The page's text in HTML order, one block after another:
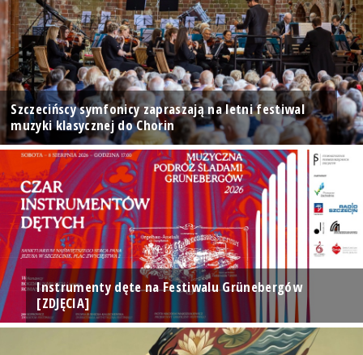
Szczecińscy symfonicy zapraszają na letni festiwal
muzyki klasycznej do Chorin
Instrumenty dęte na Festiwalu Grünebergów
[ZDJĘCIA]